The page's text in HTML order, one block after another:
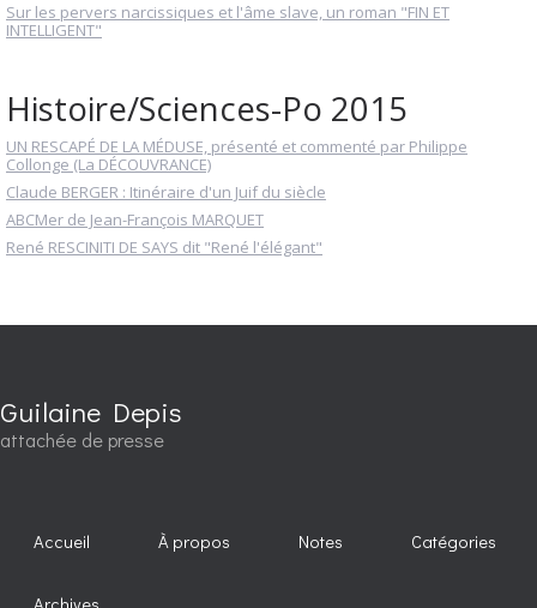
Sur les pervers narcissiques et l'âme slave, un roman "FIN ET
INTELLIGENT"
Histoire/Sciences-Po 2015
UN RESCAPÉ DE LA MÉDUSE, présenté et commenté par Philippe
Collonge (La DÉCOUVRANCE)
Claude BERGER : Itinéraire d'un Juif du siècle
ABCMer de Jean-François MARQUET
René RESCINITI DE SAYS dit "René l'élégant"
Guilaine Depis
attachée de presse
Accueil À propos Notes Catégories
Archives